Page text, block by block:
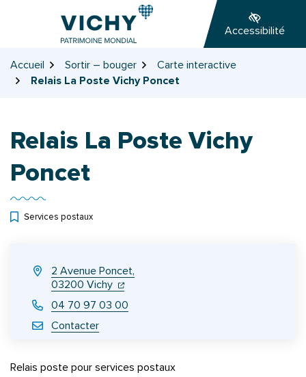
page
Accessibilité
Accueil Sortir – bouger
Carte interactive
Relais La Poste Vichy Poncet
Relais La Poste Vichy
Poncet
Services postaux
2 Avenue Poncet,
03200 Vichy (ouverture dans un nouvel onglet)
(ouverture dans un nouvel onglet)
04 70 97 03 00
Contacter
Relais poste pour services postaux